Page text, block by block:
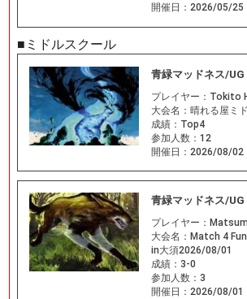
開催日： 2026/05/25
■ミドルスクール
青緑マッドネス/
プレイヤー： Tokito
大会名： 晴れる屋ミ
成績： Top4
参加人数： 12
開催日： 2026/08/02
青緑マッドネス/
プレイヤー：
大会名： Match 4
in大須2026/08/01
成績： 3-0
参加人数： 3
開催日： 2026/08/01